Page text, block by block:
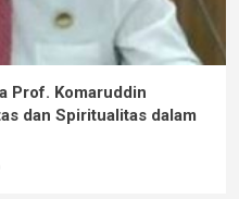
Prof. Komaruddin
dan Spiritualitas dalam